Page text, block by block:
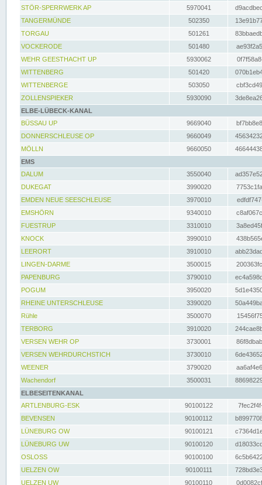
STÖR-SPERRWERK AP 5970041
TANGERMÜNDE
502350
TORGAU
501261
VOCKERODE
501480
WEHR GEESTHACHT UP
5930062
WITTENBERG
501420
WITTENBERGE
503050
ZOLLENSPIEKER
5930090
ELBE-LÜBECK-KANAL
BÜSSAU UP
9669040
DONNERSCHLEUSE OP
9660049
MÖLLN
9660050
EMS
DALUM
3550040
DUKEGAT
3990020
EMDEN NEUE SEESCHLEUSE
3970010
EMSHÖRN
9340010
FUESTRUP
3310010
KNOCK
3990010
LEERORT
3910010
LINGEN-DARME
3500015
PAPENBURG
3790010
POGUM
3950020
RHEINE UNTERSCHLEUSE
3390020
Rühle
3500070
TERBORG
3910020
VERSEN WEHR OP
3730001
VERSEN WEHRDURCHSTICH
3730010
WEENER
3790020
Wachendorf
3500031
ELBESEITENKANAL
ARTLENBURG-ESK
90100122
BEVENSEN
90100112
LÜNEBURG OW
90100121
LÜNEBURG UW
90100120
OSLOSS
90100100
UELZEN OW
90100111
UELZEN UW
90100110